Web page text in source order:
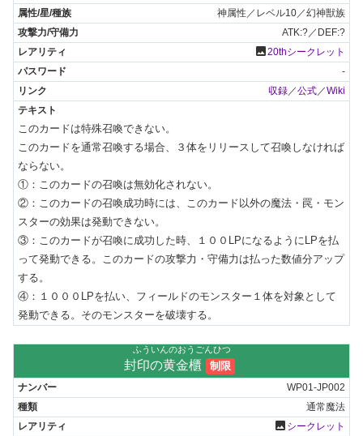
神属性／レベル10／幻神獣族
ATK:?／DEF:?
photo20thシークレット
-
収録 ／公式 ／Wiki
このカードは特殊召喚できない。
このカードを通常召喚する場合、３体をリリースして召喚しなければ
ならない。
①：このカードの召喚は無効化されない。
②：このカードの召喚成功時には、このカード以外の魔法・罠・モン
スターの効果は発動できない。
③：このカードが召喚に成功した時、１００LPになるようにLPを払
って発動できる。このカードの攻撃力・守備力は払った数値分アップ
する。
④：１０００LPを払い、フィールドのモンスター１体を対象として
発動できる。そのモンスターを破壊する。
ふういんのおうごんひつ
封印の黄金櫃 制限
WP01-JP002
通常魔法
photo シークレット